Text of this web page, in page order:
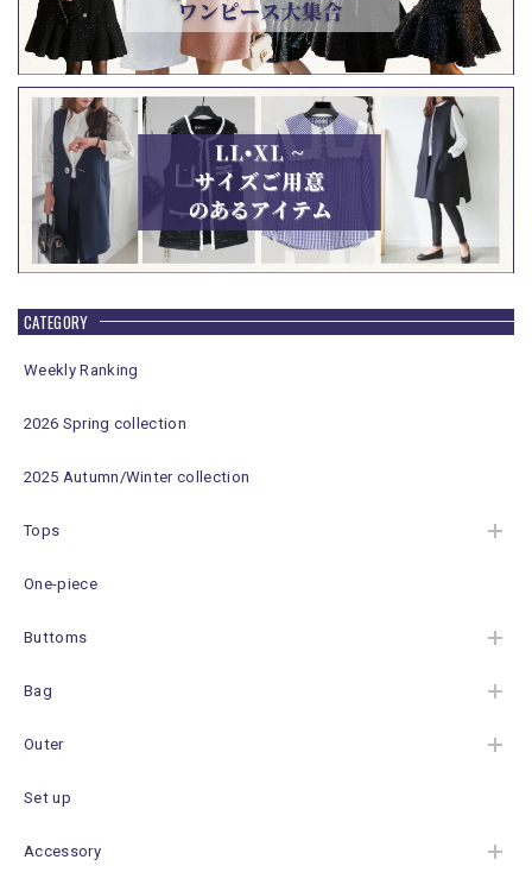
CATEGORY
Weekly Ranking
2026 Spring collection
2025 Autumn/Winter collection
Tops
One-piece
Buttoms
Bag
Outer
Set up
Accessory